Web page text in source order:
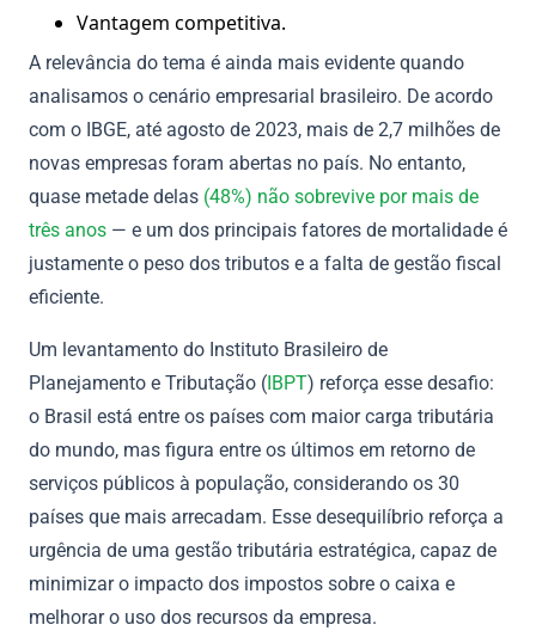
Vantagem competitiva.
A relevância do tema é ainda mais evidente quando
analisamos o cenário empresarial brasileiro. De acordo
com o IBGE, até agosto de 2023, mais de 2,7 milhões de
novas empresas foram abertas no país. No entanto,
quase metade delas (48%) não sobrevive por mais de
três anos — e um dos principais fatores de mortalidade é
justamente o peso dos tributos e a falta de gestão fiscal
eficiente.
Um levantamento do Instituto Brasileiro de
Planejamento e Tributação (IBPT) reforça esse desafio:
o Brasil está entre os países com maior carga tributária
do mundo, mas figura entre os últimos em retorno de
serviços públicos à população, considerando os 30
países que mais arrecadam. Esse desequilíbrio reforça a
urgência de uma gestão tributária estratégica, capaz de
minimizar o impacto dos impostos sobre o caixa e
melhorar o uso dos recursos da empresa.